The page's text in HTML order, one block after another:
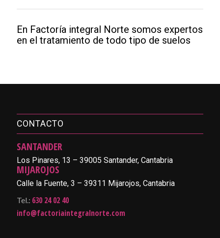
En Factoría integral Norte somos expertos
en el tratamiento de todo tipo de suelos
CONTACTO
SANTANDER
Los Pinares, 13 – 39005 Santander, Cantabria
MIJAROJOS
Calle la Fuente, 3 – 39311 Mijarojos, Cantabria
Tel.: 630 24 02 40
info@factoriaintegralnorte.com